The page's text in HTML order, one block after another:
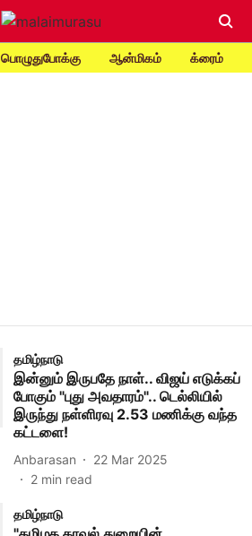
பொழுதுபோக்கு ஆன்மிகம் க்ரைம்
தமிழ்நாடு
இன்னும் இருபதே நாள்.. விஜய் எடுக்கப்
போகும் "புது அவதாரம்".. டெல்லியில்
இருந்து நள்ளிரவு 2.53 மணிக்கு வந்த
கட்டளை!
Anbarasan
22 Mar 2025
2 min read
தமிழ்நாடு